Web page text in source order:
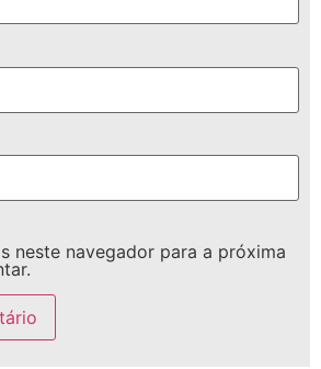
neste navegador para a próxima